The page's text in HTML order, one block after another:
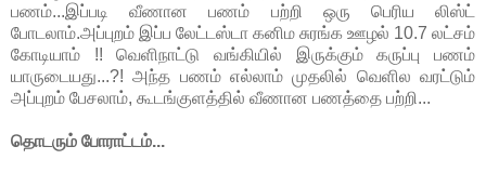
பணம்...இப்படி வீணான பணம் பற்றி ஒரு பெரிய லிஸ்ட்
போடலாம்.அப்புறம் இப்ப லேட்டஸ்டா கனிம சுரங்க ஊழல் 10.7 லட்சம்
கோடியாம் !! வெளிநாட்டு வங்கியில் இருக்கும் கருப்பு பணம்
யாருடையது...?! அந்த பணம் எல்லாம் முதலில் வெளில வரட்டும்
அப்புறம் பேசலாம், கூடங்குளத்தில் வீணான பணத்தை பற்றி...
தொடரும் போராட்டம்...